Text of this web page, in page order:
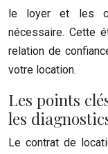
le loyer et les
nécessaire. Cette
relation de
votre location.
Les points
les
Le contrat de